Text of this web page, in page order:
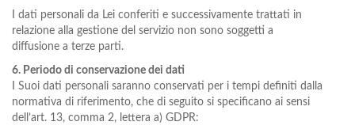
I dati personali da Lei conferiti e successivamente trattati in
relazione alla gestione del servizio non sono soggetti a
diffusione a terze parti.
6. Periodo di conservazione dei dati
I Suoi dati personali saranno conservati per i tempi definiti dalla
normativa di riferimento, che di seguito si specificano ai sensi
dell’art. 13, comma 2, lettera a) GDPR: